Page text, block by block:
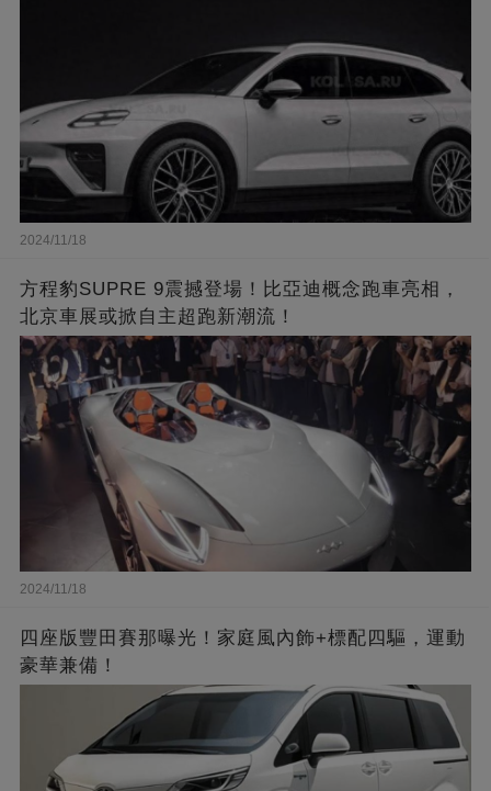
2024/11/18
方程豹SUPRE 9震撼登場！比亞迪概念跑車亮相，
北京車展或掀自主超跑新潮流！
2024/11/18
四座版豐田賽那曝光！家庭風內飾+標配四驅，運動
豪華兼備！